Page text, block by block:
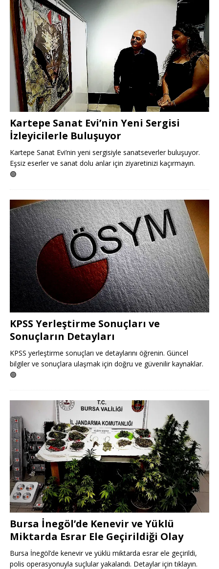
Kartepe Sanat Evi’nin Yeni Sergisi
İzleyicilerle Buluşuyor
Kartepe Sanat Evi’nin yeni sergisiyle sanatseverler buluşuyor.
Eşsiz eserler ve sanat dolu anlar için ziyaretinizi kaçırmayın.
🟢
KPSS Yerleştirme Sonuçları ve
Sonuçların Detayları
KPSS yerleştirme sonuçları ve detaylarını öğrenin. Güncel
bilgiler ve sonuçlara ulaşmak için doğru ve güvenilir kaynaklar.
🟢
Bursa İnegöl’de Kenevir ve Yüklü
Miktarda Esrar Ele Geçirildiği Olay
Bursa İnegöl’de kenevir ve yüklü miktarda esrar ele geçirildi,
polis operasyonuyla suçlular yakalandı. Detaylar için tıklayın.